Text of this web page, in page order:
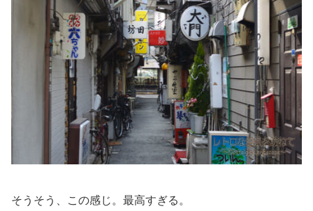
そうそう、この感じ。最高すぎる。